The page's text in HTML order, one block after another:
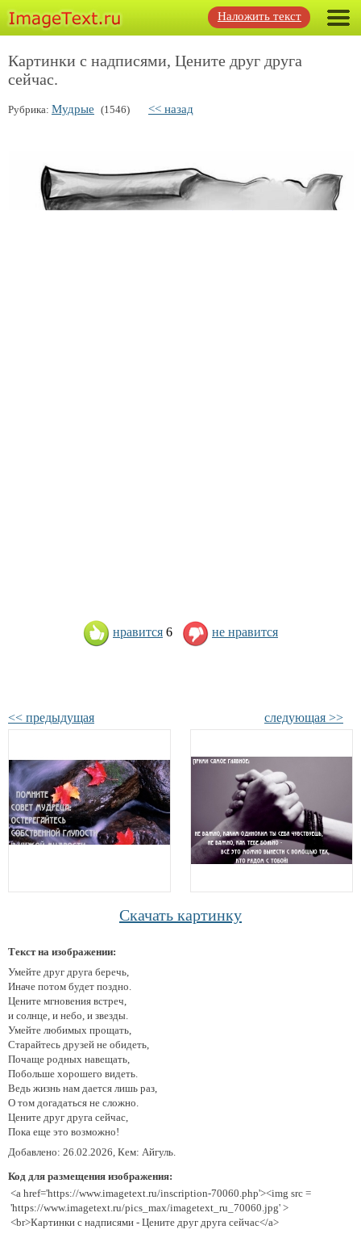
Наложить текст
Картинки с надписями, Цените друг друга
сейчас.
Рубрика: Мудрые (1546) << назад
нравится 6 не нравится
<< предыдущая следующая >>
Скачать картинку
Текст на изображении:
Умейте друг друга беречь,
Иначе потом будет поздно.
Цените мгновения встреч,
и солнце, и небо, и звезды.
Умейте любимых прощать,
Старайтесь друзей не обидеть,
Почаще родных навещать,
Побольше хорошего видеть.
Ведь жизнь нам дается лишь раз,
О том догадаться не сложно.
Цените друг друга сейчас,
Пока еще это возможно!
Добавлено: 26.02.2026, Кем: Айгуль.
Код для размещения изображения:
<a href='https://www.imagetext.ru/inscription-70060.php'><img src =
'https://www.imagetext.ru/pics_max/imagetext_ru_70060.jpg' >
<br>Картинки с надписями - Цените друг друга сейчас</a>